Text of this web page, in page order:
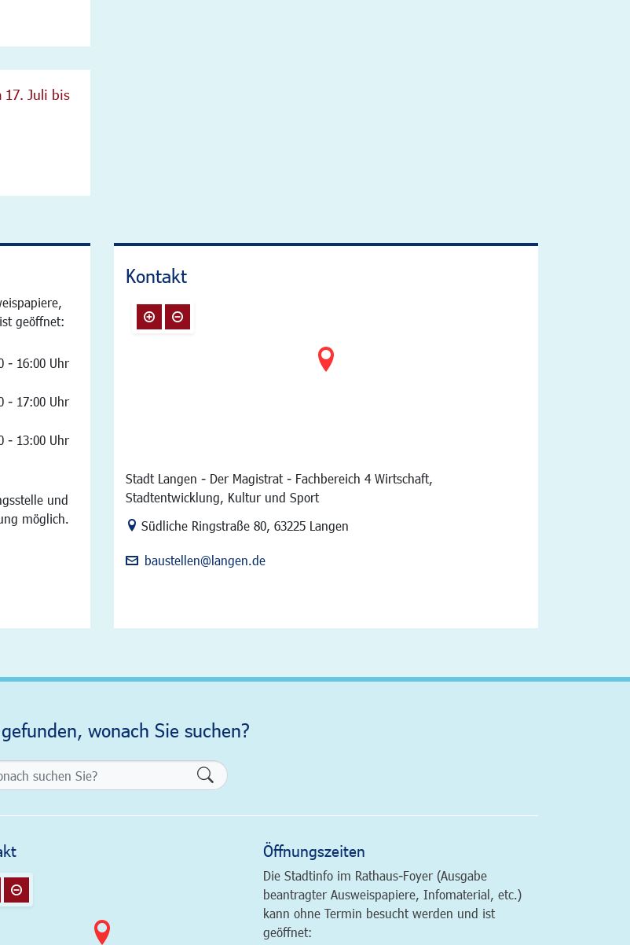
17. Juli bis
geöffnet:
- 16:00 Uhr
- 17:00 Uhr
- 13:00 Uhr
und
möglich.
Kontakt
Stadt Langen - Der Magistrat - Fachbereich 4 Wirtschaft,
Stadtentwicklung, Kultur und Sport
Link zur Google-Maps Navigation
Südliche Ringstraße 80, 63225 Langen
baustellen@langen.de
wonach Sie suchen?
Formularschaltfläche
Öffnungszeiten
Die Stadtinfo im Rathaus-Foyer (Ausgabe
beantragter Ausweispapiere, Infomaterial, etc.)
kann ohne Termin besucht werden und ist
geöffnet: